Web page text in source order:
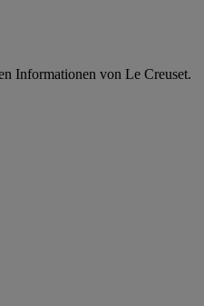
Informationen von Le Creuset.